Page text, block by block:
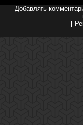
Добавлять
[